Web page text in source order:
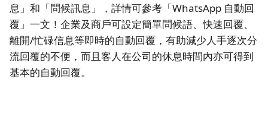
息」和「問候訊息」，詳情可參考「WhatsApp 自動回
覆」一文！企業及商戶可設定簡單問候語、快速回覆、
離開/忙碌信息等即時的自動回覆，有助減少人手逐次分
流回覆的不便，而且客人在公司的休息時間內亦可得到
基本的自動回覆。